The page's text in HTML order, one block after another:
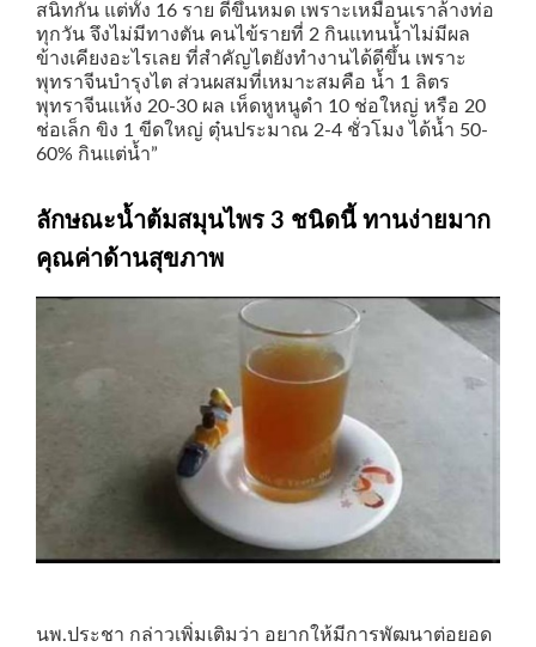
สนิทกัน แต่ทั้ง 16 ราย ดีขึ้นหมด เพราะเหมือนเราล้างท่อ
ทุกวัน จึงไม่มีทางตัน คนไข้รายที่ 2 กินแทนน้ำไม่มีผล
ข้างเคียงอะไรเลย ที่สำคัญไตยังทำงานได้ดีขึ้น เพราะ
พุทราจีนบำรุงไต ส่วนผสมที่เหมาะสมคือ น้ำ 1 ลิตร
พุทราจีนแห้ง 20-30 ผล เห็ดหูหนูดำ 10 ช่อใหญ่ หรือ 20
ช่อเล็ก ขิง 1 ขีดใหญ่ ตุ๋นประมาณ 2-4 ชั่วโมง ได้น้ำ 50-
60% กินแต่น้ำ”
ลักษณะน้ำต้มสมุนไพร 3 ชนิดนี้ ทานง่ายมาก
คุณค่าด้านสุขภาพ
นพ.ประชา กล่าวเพิ่มเติมว่า อยากให้มีการพัฒนาต่อยอด